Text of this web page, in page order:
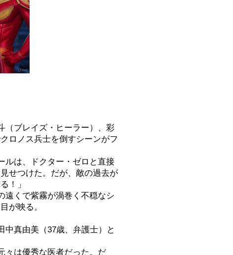
（ブレイズ・ヒーラー）、彩
ロノス兵士を倒すシーンがフ
ルは、ドクター・ゼロと直接
せつけた。だが、敵の過去が
！」
遠くで紫霧が渦巻く不穏なシ
が映る。
中真由美（37歳、弁護士）と
々は優秀な医者だった。だ